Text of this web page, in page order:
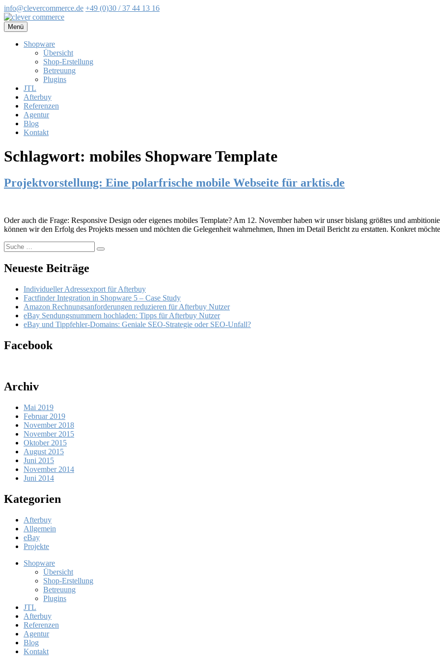
info@clevercommerce.de +49 (0)30 / 37 44 13 16
Zum
Inhalt
springen
Menü
Shopware
Übersicht
Shop-Erstellung
Betreuung
Plugins
JTL
Afterbuy
Referenzen
Agentur
Blog
Kontakt
Schlagwort: mobiles Shopware Template
Projektvorstellung: Eine polarfrische mobile Webseite für arktis.de
Oder auch die Frage: Responsive Design oder eigenes mobiles Template? Am 12. November haben wir unser bislang größtes und
können wir den Erfolg des Projekts messen und möchten die Gelegenheit wahrnehmen, Ihnen im Detail Bericht zu erstatten. Konkret
Suche
nach:
Suchen
Neueste Beiträge
Individueller Adressexport für Afterbuy
Factfinder Integration in Shopware 5 – Case Study
Amazon Rechnungsanforderungen reduzieren für Afterbuy Nutzer
eBay Sendungsnummern hochladen: Tipps für Afterbuy Nutzer
eBay und Tippfehler-Domains: Geniale SEO-Strategie oder SEO-Unfall?
Facebook
Archiv
Mai 2019
Februar 2019
November 2018
November 2015
Oktober 2015
August 2015
Juni 2015
November 2014
Juni 2014
Kategorien
Afterbuy
Allgemein
eBay
Projekte
Shopware
Übersicht
Shop-Erstellung
Betreuung
Plugins
JTL
Afterbuy
Referenzen
Agentur
Blog
Kontakt